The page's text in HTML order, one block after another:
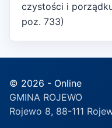
czystości i
poz. 733)
© 2026 - Online
GMINA ROJEWO
Rojewo 8, 88-111